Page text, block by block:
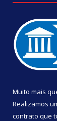
Muito mais
Realizamos
contrato que